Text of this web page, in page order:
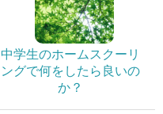
中学生のホームスクーリ
ングで何をしたら良いの
か？